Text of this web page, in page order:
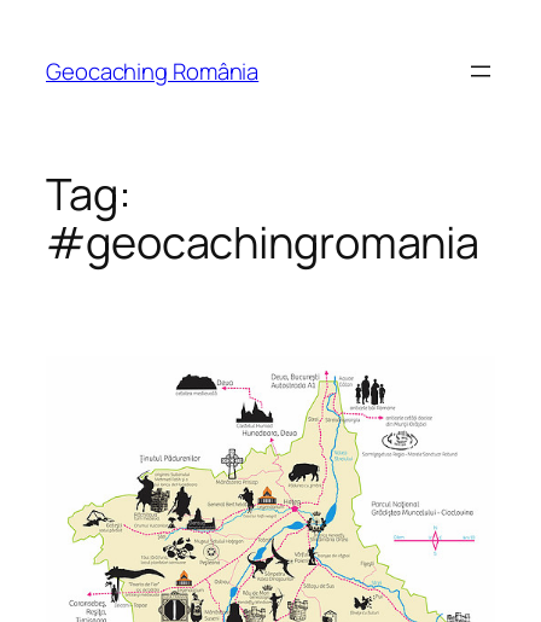
content
Geocaching România
Tag:
#geocachingromania